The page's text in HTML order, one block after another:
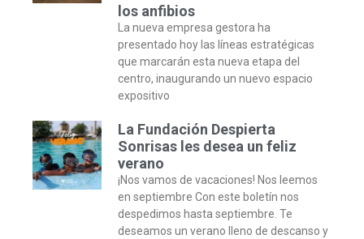
los anfibios
La nueva empresa gestora ha
presentado hoy las líneas estratégicas
que marcarán esta nueva etapa del
centro, inaugurando un nuevo espacio
expositivo
La Fundación Despierta
Sonrisas les desea un feliz
verano
¡Nos vamos de vacaciones! Nos leemos
en septiembre Con este boletín nos
despedimos hasta septiembre. Te
deseamos un verano lleno de descanso y